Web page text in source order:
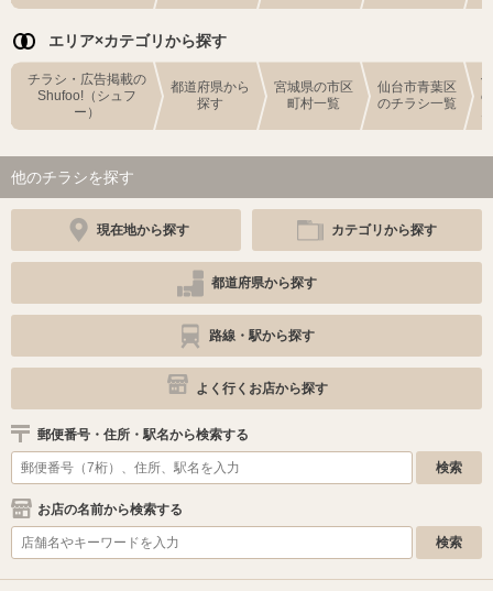
エリア×カテゴリから探す
チラシ・広告掲載の
Shufoo!（シュフ
ー）
都道府県から
探す
宮城県の市区
町村一覧
仙台市青葉区
のチラシ一覧
他のチラシを探す
現在地から探す カテゴリから探す
都道府県から探す
路線・駅から探す
よく行くお店から探す
郵便番号・住所・駅名から検索する
お店の名前から検索する